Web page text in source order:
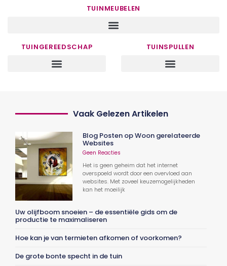
TUINMEUBELEN
TUINGEREEDSCHAP TUINSPULLEN
Vaak Gelezen Artikelen
Blog Posten op Woon gerelateerde
Websites
Geen Reacties
Het is geen geheim dat het internet
overspoeld wordt door een overvloed aan
websites. Met zoveel keuzemogelijkheden
kan het moeilijk
Uw olijfboom snoeien – de essentiële gids om de
productie te maximaliseren
Hoe kan je van termieten afkomen of voorkomen?
De grote bonte specht in de tuin